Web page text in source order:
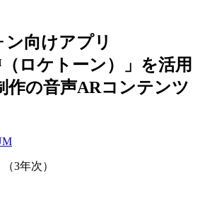
向けアプリ
ロケトーン）」を活用
作の音声ARコンテンツ
3年次）